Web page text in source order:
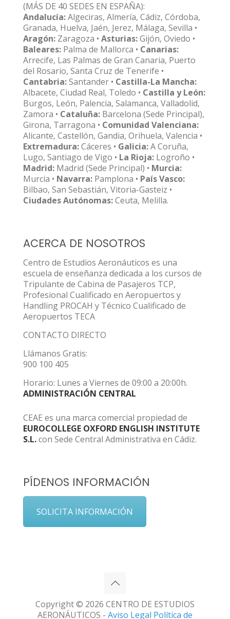
(MÁS DE 40 SEDES EN ESPAÑA):
Andalucía:Algeciras, Almería, Cádiz, Córdoba,
Granada, Huelva, Jaén, Jerez, Málaga, Sevilla •
Aragón: Zaragoza • Asturias:Gijón, Oviedo •
Baleares: Palma de Mallorca • Canarias:
Arrecife, Las Palmas de Gran Canaria, Puerto
del Rosario, Santa Cruz de Tenerife •
Cantabria:Santander • Castilla-La Mancha:
Albacete, Ciudad Real, Toledo • Castilla y León:
Burgos, León, Palencia, Salamanca, Valladolid,
Zamora • Cataluña: Barcelona (Sede Principal),
Girona, Tarragona • Comunidad Valenciana:
Alicante, Castellón, Gandia, Orihuela, Valencia •
Extremadura:Cáceres • Galicia:A Coruña,
Lugo, Santiago de Vigo • La Rioja: Logroño •
Madrid: Madrid (Sede Principal) • Murcia:
Murcia • Navarra: Pamplona • País Vasco:
Bilbao, San Sebastián, Vitoria-Gasteiz •
Ciudades Autónomas:Ceuta, Melilla.
ACERCA DE NOSOTROS
Centro de Estudios Aeronáuticos es una
escuela de enseñanza dedicada a los cursos de
Tripulante de Cabina de Pasajeros TCP,
Profesional Cualificado en Aeropuertos y
Handling PROCAH y Técnico Cualificado de
Aeropuertos TECA
CONTACTO DIRECTO
Llámanos Gratis:
900 100 405
Horario: Lunes a Viernes de 09:00 a 20:00h.
ADMINISTRACIÓN CENTRAL
CEAE es una marca comercial propiedad de
EUROCOLLEGE OXFORD ENGLISH INSTITUTE
S.L.con Sede Central Administrativa en Cádiz.
PÍDENOS INFORMACIÓN
SOLICITA INFORMACIÓN
Copyright © 2026 CENTRO DE ESTUDIOS
AERONÁUTICOS - Aviso Legal Política de